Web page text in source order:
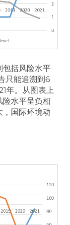
包括风险水平
只能追溯到6
年。从图表上
险水平呈负相
，国际环境动